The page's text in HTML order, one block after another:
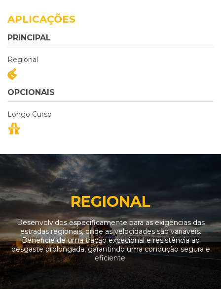
APLICAÇÕES
PRINCIPAL
Regional
OPCIONAIS
Longo Curso
REGIONAL
Desenvolvidos especificamente para as exigências das
estradas regionais, onde as velocidades são variáveis.
Beneficie de uma tração excecional e resistência ao
desgaste prolongada, garantindo uma condução segura e
eficiente.